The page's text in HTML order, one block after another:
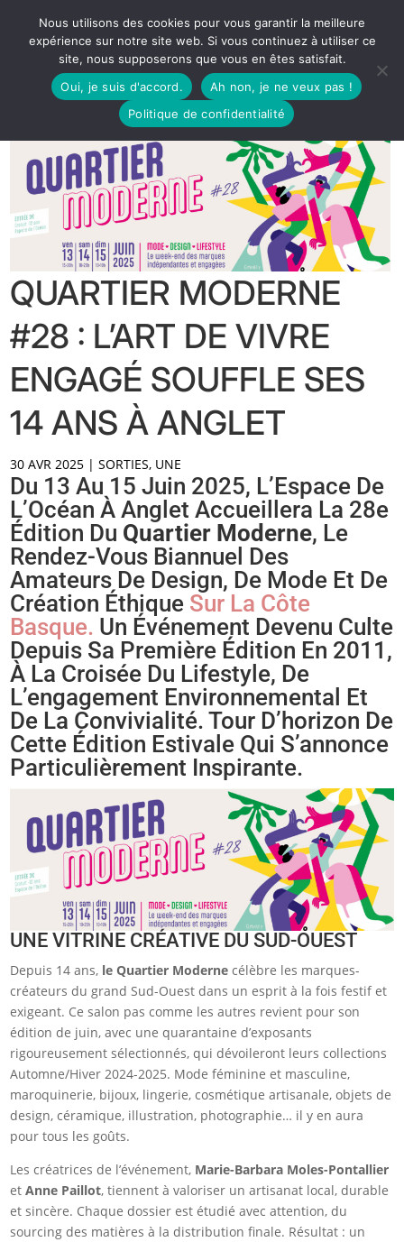
QUARTIER MODERNE
#28 : L’ART DE VIVRE
ENGAGÉ SOUFFLE SES
14 ANS À ANGLET
30 AVR 2025 |SORTIES, UNE
Du 13 Au 15 Juin 2025, L’Espace De
L’Océan À Anglet Accueillera La 28e
Édition Du Quartier Moderne, Le
Rendez-Vous Biannuel Des
Amateurs De Design, De Mode Et De
Création Éthique Sur La Côte
Basque. Un Événement Devenu Culte
Depuis Sa Première Édition En 2011,
À La Croisée Du Lifestyle, De
L’engagement Environnemental Et
De La Convivialité. Tour D’horizon De
Cette Édition Estivale Qui S’annonce
Particulièrement Inspirante.
UNE VITRINE CRÉATIVE DU SUD-OUEST
Depuis 14 ans, le Quartier Moderne célèbre les marques-
créateurs du grand Sud-Ouest dans un esprit à la fois festif et
exigeant. Ce salon pas comme les autres revient pour son
édition de juin, avec une quarantaine d’exposants
rigoureusement sélectionnés, qui dévoileront leurs collections
Automne/Hiver 2024-2025. Mode féminine et masculine,
maroquinerie, bijoux, lingerie, cosmétique artisanale, objets de
design, céramique, illustration, photographie… il y en aura
pour tous les goûts.
Les créatrices de l’événement, Marie-Barbara Moles-Pontallier
etAnne Paillot, tiennent à valoriser un artisanat local, durable
et sincère. Chaque dossier est étudié avec attention, du
sourcing des matières à la distribution finale. Résultat : un
Nous utilisons des cookies pour vous garantir la meilleure
expérience sur notre site web. Si vous continuez à utiliser ce
site, nous supposerons que vous en êtes satisfait.
Oui, je suis d'accord.
Ah non, je ne veux pas !
Politique de confidentialité